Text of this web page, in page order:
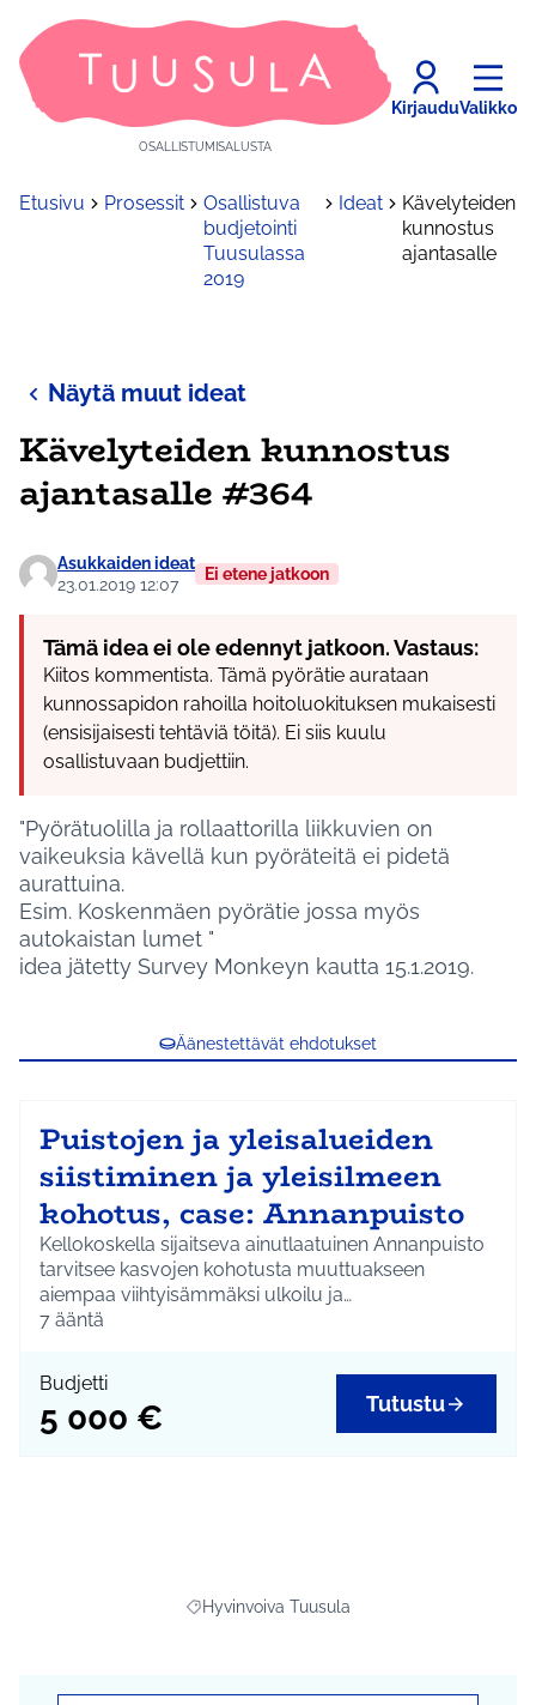
OSALLISTUMISALUSTA
KirjauduValikko
Etusivu Prosessit
Osallistuva
budjetointi
Tuusulassa
2019
Ideat
Kävelyteiden
kunnostus
ajantasalle
Näytä muut ideat
Kävelyteiden kunnostus
ajantasalle #364
Asukkaiden ideat
23.01.2019 12:07
Ei etene jatkoon
Tämä idea ei ole edennyt jatkoon. Vastaus:
Kiitos kommentista. Tämä pyörätie aurataan
kunnossapidon rahoilla hoitoluokituksen mukaisesti
(ensisijaisesti tehtäviä töitä). Ei siis kuulu
osallistuvaan budjettiin.
"Pyörätuolilla ja rollaattorilla liikkuvien on
vaikeuksia kävellä kun pyöräteitä ei pidetä
aurattuina.
Esim. Koskenmäen pyörätie jossa myös
autokaistan lumet "
idea jätetty Survey Monkeyn kautta 15.1.2019.
Äänestettävät ehdotukset
Puistojen ja yleisalueiden
siistiminen ja yleisilmeen
kohotus, case: Annanpuisto
Kellokoskella sijaitseva ainutlaatuinen Annanpuisto
tarvitsee kasvojen kohotusta muuttuakseen
aiempaa viihtyisämmäksi ulkoilu ja
ajanviettopaikaksi. Kunnostetaan suihkulähde,
penkkejä ja kunnostetaan istutuksia.
7 ääntä
Budjetti
5 000 € Tutustu
Rajaa tulokset aihepiirin mukaan: Hyvinvoiva
Hyvinvoiva Tuusula